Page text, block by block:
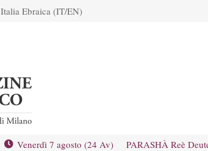
Italia Ebraica (IT/EN)
Venerdì 7 agosto (24 Av)
PARASHÀ Reè